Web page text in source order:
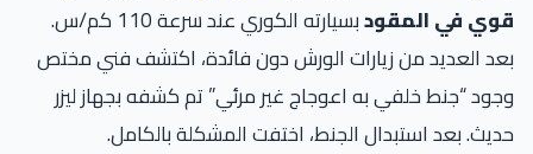
في المقود
بسيارته الكوري عند سرعة 110 كم/س.
العديد من زيارات الورش دون فائدة، اكتشف فني مختص
“جنط خلفي به اعوجاج غير مرئي” تم كشفه بجهاز ليزر
بعد استبدال الجنط، اختفت المشكلة بالكامل.